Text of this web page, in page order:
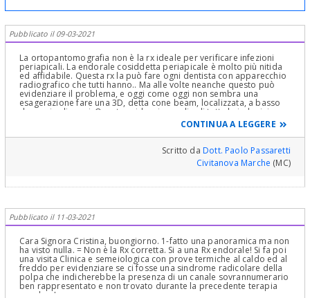
Pubblicato il 09-03-2021
La ortopantomografia non è la rx ideale per verificare infezioni
periapicali. La endorale cosiddetta periapicale è molto più nitida
ed affidabile. Questa rx la può fare ogni dentista con apparecchio
radiografico che tutti hanno.. Ma alle volte neanche questo può
evidenziare il problema, e oggi come oggi non sembra una
esagerazione fare una 3D, detta cone beam, localizzata, a basso
dosaggio di raggi. Questa evidenzia meglio di tutte le indagini
radiografiche ogni guaio presente, ed anche alle volte altri
problemi, come frattura radicolare etc. Se si vuole tentare di
conservare l'elemento, questa indagine può dare i migliori
suggerimenti. I sintomi ed il gonfiore fanno sicuramente pensare
ad una infezione, che potrebbe essere ancora recuperata, oppure
CONTINUA A LEGGERE
Scritto daDott. Paolo Passaretti
Civitanova Marche (MC)
Pubblicato il 11-03-2021
Cara Signora Cristina, buongiorno. 1-fatto una panoramica ma non
ha visto nulla. = Non è la Rx corretta. Si a una Rx endorale! Si fa poi
una visita Clinica e semeiologica con prove termiche al caldo ed al
freddo per evidenziare se ci fosse una sindrome radicolare della
polpa che indicherebbe la presenza di un canale sovrannumerario
ben rappresentato e non trovato durante la precedente terapia
canalare!